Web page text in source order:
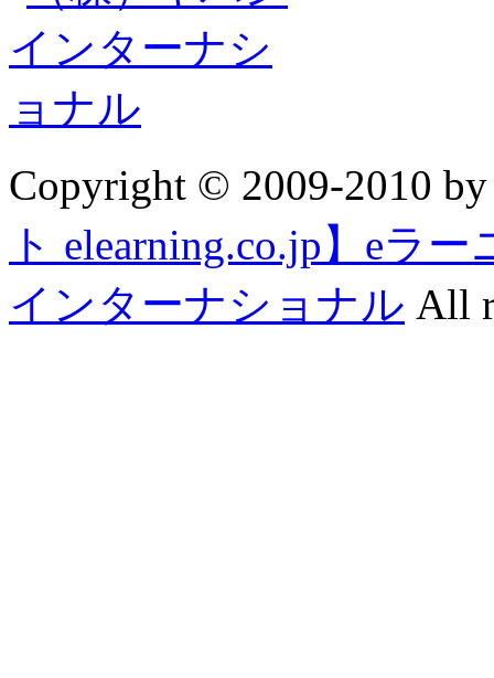
Copyright © 2009-2010
ト elearning.co.jp】eラ
インターナショナル All